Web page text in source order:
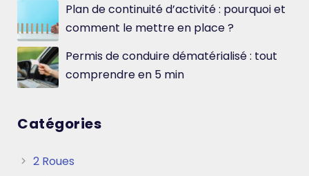
Plan de continuité d’activité : pourquoi et
comment le mettre en place ?
Permis de conduire dématérialisé : tout
comprendre en 5 min
Catégories
2 Roues